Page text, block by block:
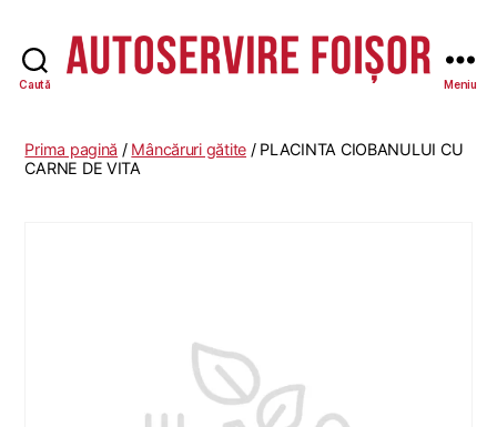
Caută Meniu
Prima pagină / Mâncăruri gătite / PLACINTA CIOBANULUI CU
CARNE DE VITA